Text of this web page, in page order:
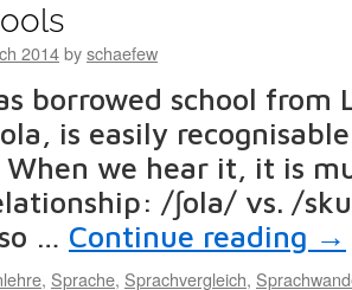
2014byschaefew
borrowed school from
is easily
When we hear it, it is
/∫ola/ vs. /
… Continue reading →
, Sprache, Sprachvergleich,